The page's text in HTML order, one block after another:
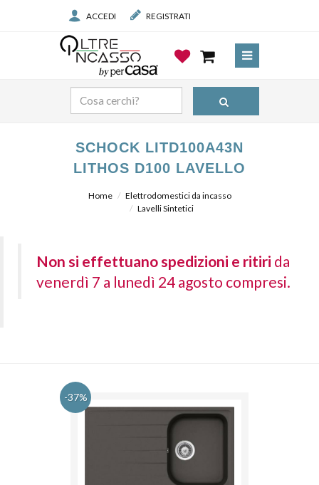
ACCEDI REGISTRATI
SCHOCK LITD100A43N
LITHOS D100 LAVELLO
Home
Elettrodomestici da incasso
Lavelli Sintetici
Non si effettuano spedizioni e ritiri da
venerdì 7 a lunedì 24 agosto compresi.
-37%